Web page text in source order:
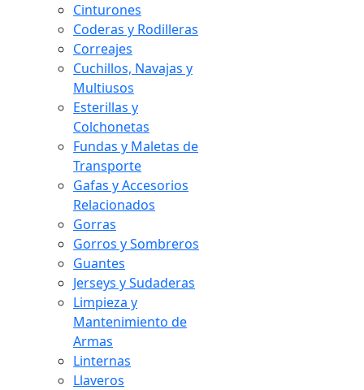
Cinturones
Coderas y Rodilleras
Correajes
Cuchillos, Navajas y
Multiusos
Esterillas y
Colchonetas
Fundas y Maletas de
Transporte
Gafas y Accesorios
Relacionados
Gorras
Gorros y Sombreros
Guantes
Jerseys y Sudaderas
Limpieza y
Mantenimiento de
Armas
Linternas
Llaveros